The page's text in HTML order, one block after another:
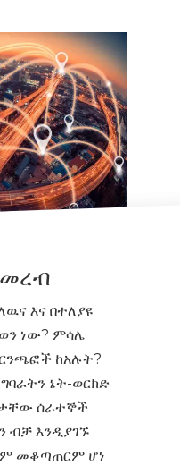
መረብ
እና በተለያዩ
ነው? ምሳሌ
ከአሉት?
ኔት-ወርክድ
ሰራተኞች
ብቻ እንዲያገኙ
መቆጣጠርም ሆነ